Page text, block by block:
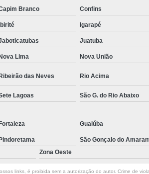
Empresa
Empresas de Monitoramento e
Rastreamento de Veículos
Rastreamento para Carros
Detector
Detector de Fadiga para Motorista
Sensor de Fadiga e Distração
Camera Gravadora Veicular
Cameras para Veiculos com
Gravador de Video Veicular
Branco Confins
Igarapé
Juatuba
Lima Nova União
das Neves Rio Acima
Lagoas São G. do Rio Abaixo
Guaiúba
São Gonçalo do
Zona Oeste
links, é proibida sem a autorização do autor. Crime de